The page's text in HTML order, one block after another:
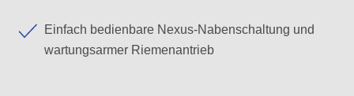
Einfach bedienbare Nexus-Nabenschaltung und
wartungsarmer Riemenantrieb